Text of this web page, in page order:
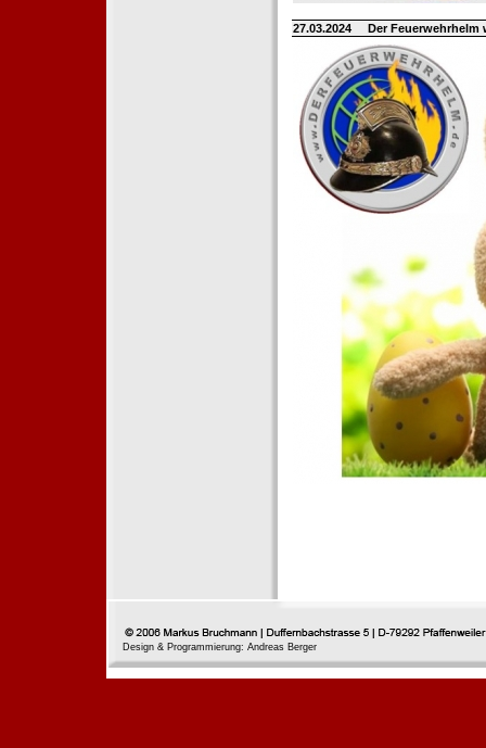
27.03.2024 Der
Design & Programmierung: Andreas Berger